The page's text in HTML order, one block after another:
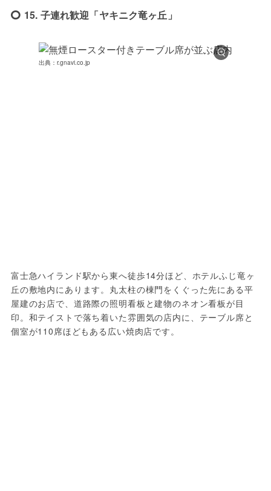
15. 子連れ歓迎「ヤキニク竜ヶ丘」
出典：r.gnavi.co.jp
富士急ハイランド駅から東へ徒歩14分ほど、ホテルふじ竜ヶ
丘の敷地内にあります。丸太柱の棟門をくぐった先にある平
屋建のお店で、道路際の照明看板と建物のネオン看板が目
印。和テイストで落ち着いた雰囲気の店内に、テーブル席と
個室が110席ほどもある広い焼肉店です。